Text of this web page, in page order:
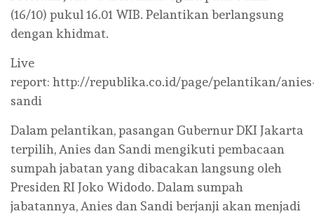
(16/10) pukul 16.01 WIB. Pelantikan berlangsung
dengan khidmat.
Live
report: http://republika.co.id/page/pelantikan/
sandi
Dalam pelantikan, pasangan Gubernur DKI Jakarta
terpilih, Anies dan Sandi mengikuti pembacaan
sumpah jabatan yang dibacakan langsung oleh
Presiden RI Joko Widodo. Dalam sumpah
jabatannya, Anies dan Sandi berjanji akan menjadi